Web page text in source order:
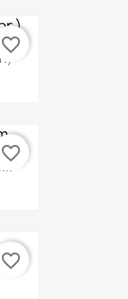
favorite_border
favorite_border
favorite_border